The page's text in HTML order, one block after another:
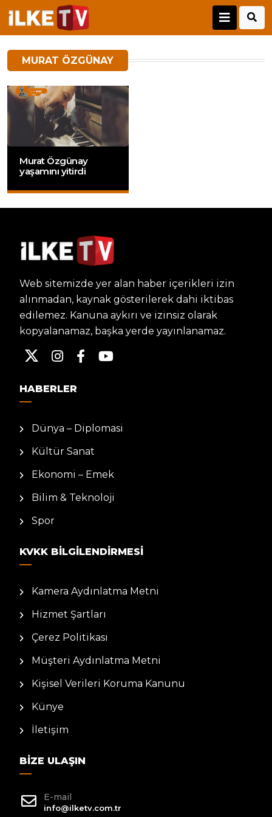
MURAT ÖZGÜNAY
Murat Özgünay
yaşamını yitirdi
Web sitemizde yer alan haber içerikleri izin
alınmadan, kaynak gösterilerek dahi iktibas
edilemez. Kanuna aykırı ve izinsiz olarak
kopyalanamaz, başka yerde yayınlanamaz.
HABERLER
Dünya – Diplomasi
Kültür Sanat
Ekonomi – Emek
Bilim & Teknoloji
Spor
KVKK BILGILENDIRMESI
Kamera Aydınlatma Metni
Hizmet Şartları
Çerez Politikası
Müşteri Aydınlatma Metni
Kişisel Verileri Koruma Kanunu
Künye
İletişim
BIZE ULAŞIN
E-mail
info@ilketv.com.tr